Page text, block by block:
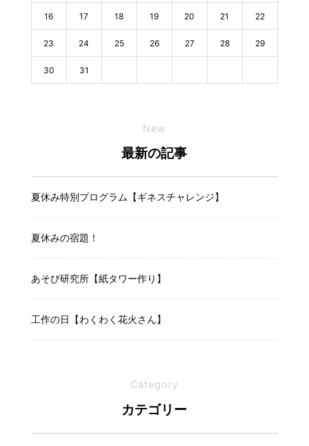
16 17 18 19 20 21 22
23 24 25 26 27 28 29
30 31
New
最新の記事
夏休み特別プログラム【ギネスチャレンジ】
夏休みの宿題！
あそび研究所【紙タワー作り】
工作の日【わくわく花火さん】
Category
カテゴリー